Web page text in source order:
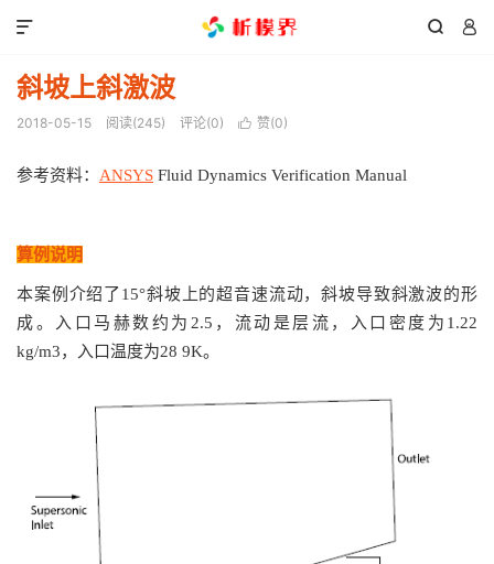
 

斜坡上斜激波
2018-05-15 阅读(245) 评论(0)  赞(0)
参考资料： ANSYS Fluid Dynamics Verification Manual
算例说明
本案例介绍了15°斜坡上的超音速流动，斜坡导致斜激波的形
成。入口马赫数约为2.5，流动是层流，入口密度为1.22
kg/m3，入口温度为28 9K。